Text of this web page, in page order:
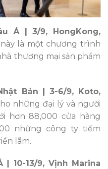
Á | 3/9, HongKong,
là một chương trình
thương mại sản phẩm
Bản | 3-6/9, Koto,
những đại lý và người
hơn 88,000 cửa hàng
những công ty tiềm
lãm.
10-13/9, Vịnh Marina